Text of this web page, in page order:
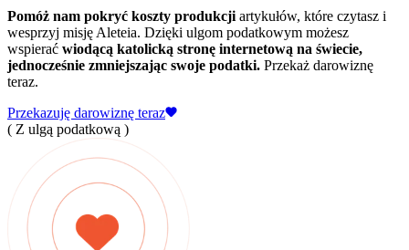
Pomóż nam pokryć koszty produkcji artykułów, które czytasz i
wesprzyj misję Aleteia. Dzięki ulgom podatkowym możesz
wspierać wiodącą katolicką stronę internetową na świecie,
jednocześnie zmniejszając swoje podatki. Przekaż darowiznę
teraz.
Przekazuję darowiznę teraz
( Z ulgą podatkową )